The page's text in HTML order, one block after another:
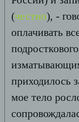
(честно), -
оплачивать
приходилось
мое тело